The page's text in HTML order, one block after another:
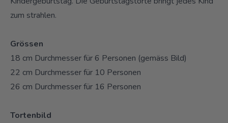
zum strahlen.
Grössen
18 cm Durchmesser für 6 Personen (gemäss Bild)
22 cm Durchmesser für 10 Personen
26 cm Durchmesser für 16 Personen
Tortenbild